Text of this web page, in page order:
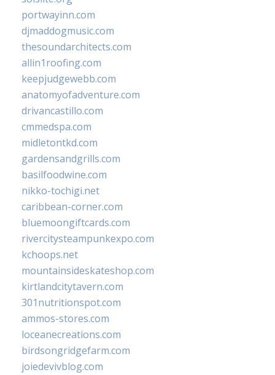
portwayinn.com
djmaddogmusic.com
thesoundarchitects.com
allin1roofing.com
keepjudgewebb.com
anatomyofadventure.com
drivancastillo.com
cmmedspa.com
midletontkd.com
gardensandgrills.com
basilfoodwine.com
nikko-tochigi.net
caribbean-corner.com
bluemoongiftcards.com
rivercitysteampunkexpo.com
kchoops.net
mountainsideskateshop.com
kirtlandcitytavern.com
301nutritionspot.com
ammos-stores.com
loceanecreations.com
birdsongridgefarm.com
joiedevivblog.com